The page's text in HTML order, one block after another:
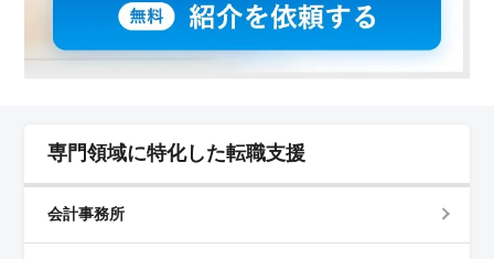
専門領域に特化した転職支援
会計事務所